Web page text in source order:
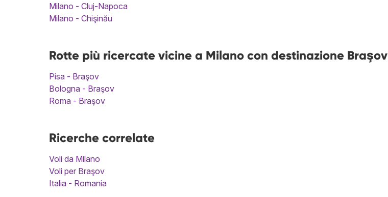
Milano - Cluj-Napoca
Milano - Chişinău
Rotte più ricercate vicine a Milano con destinazione Braşov
Pisa - Braşov
Bologna - Braşov
Roma - Braşov
Ricerche correlate
Voli da Milano
Voli per Braşov
Italia - Romania